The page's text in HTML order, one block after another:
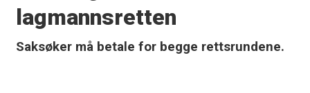
lagmannsretten
Saksøker må betale for begge rettsrundene.